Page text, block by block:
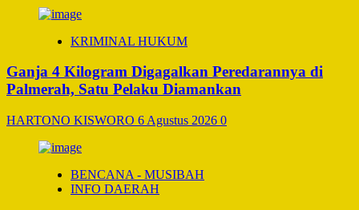
KRIMINAL HUKUM
Ganja 4 Kilogram Digagalkan Peredarannya di
Palmerah, Satu Pelaku Diamankan
HARTONO KISWORO 6 Agustus 2026 0
BENCANA - MUSIBAH
INFO DAERAH